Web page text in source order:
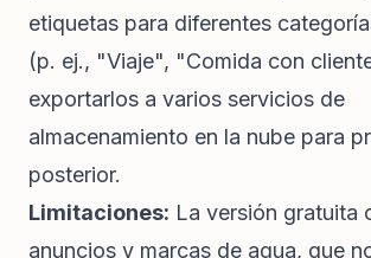
etiquetas para diferentes
(p. ej., "Viaje", "Comida con
exportarlos a varios servicios de
almacenamiento en la nube para
posterior.
Limitaciones: La versión gratuita
anuncios y marcas de agua, que